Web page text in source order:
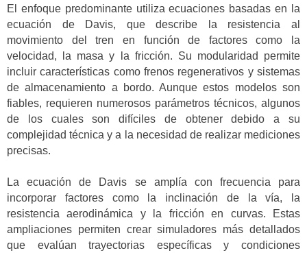
El enfoque predominante utiliza ecuaciones basadas en la
ecuación de Davis, que describe la resistencia al
movimiento del tren en función de factores como la
velocidad, la masa y la fricción. Su modularidad permite
incluir características como frenos regenerativos y sistemas
de almacenamiento a bordo. Aunque estos modelos son
fiables, requieren numerosos parámetros técnicos, algunos
de los cuales son difíciles de obtener debido a su
complejidad técnica y a la necesidad de realizar mediciones
precisas.
La ecuación de Davis se amplía con frecuencia para
incorporar factores como la inclinación de la vía, la
resistencia aerodinámica y la fricción en curvas. Estas
ampliaciones permiten crear simuladores más detallados
que evalúan trayectorias específicas y condiciones